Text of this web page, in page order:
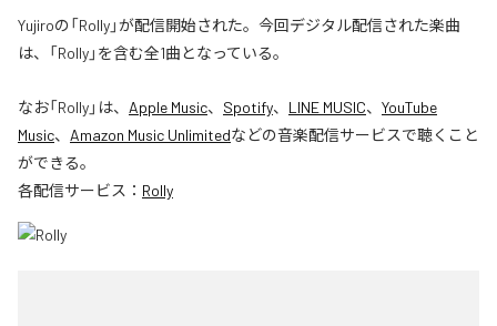
Yujiroの「Rolly」が配信開始された。今回デジタル配信された楽曲
は、「Rolly」を含む全1曲となっている。
なお「Rolly」は、 Apple Music、 Spotify、 LINE MUSIC、 YouTube
Music、 Amazon Music Unlimitedなどの音楽配信サービスで聴くこと
ができる。
各配信サービス： Rolly